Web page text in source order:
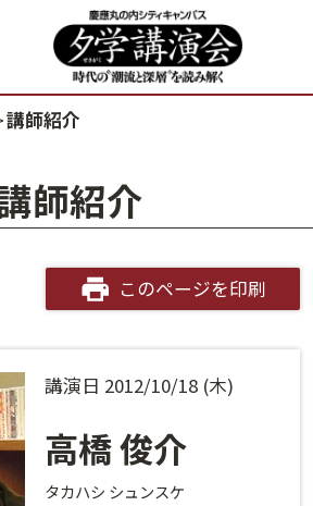
ドをお忘れの方
ログインする
講師紹介
師紹介
このページを印刷
講演日 2012/10/18 (木)
高橋 俊介
タカハシ シュンスケ
夕学講演会とは
開催概要
講料金・割引制度
活用方法